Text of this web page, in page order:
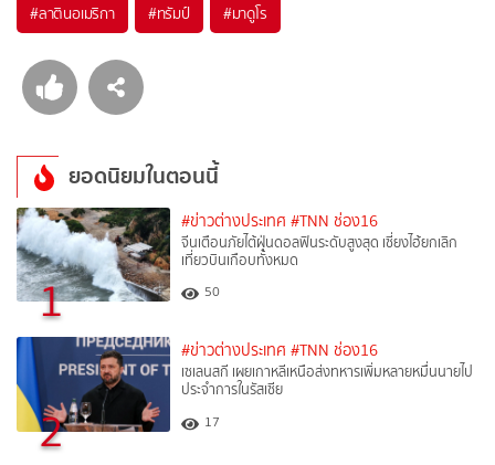
#ลาตินอเมริกา #ทรัมป์ #มาดูโร
ยอดนิยมในตอนนี้
1
#ข่าวต่างประเทศ #TNN ช่อง16
จีนเตือนภัยไต้ฝุ่นดอลฟินระดับสูงสุด เซี่ยงไฮ้ยกเลิก
เที่ยวบินเกือบทั้งหมด
50
2
#ข่าวต่างประเทศ #TNN ช่อง16
เซเลนสกี เผยเกาหลีเหนือส่งทหารเพิ่มหลายหมื่นนายไป
ประจำการในรัสเซีย
17